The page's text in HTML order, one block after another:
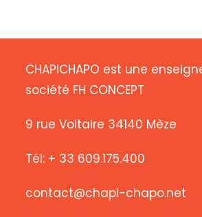
CHAPICHAPO est une
société FH CONCEPT
9 rue Voltaire 34140 Mèze
Tél: + 33 609.175.400
contact@chapi-chapo.net